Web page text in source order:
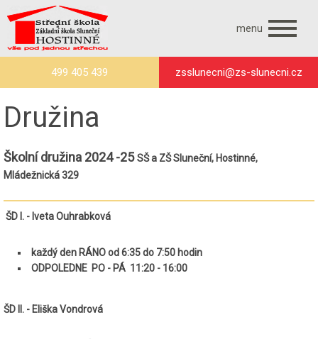
menu
499 405 439 zsslunecni@zs-slunecni.cz
Družina
Školní družina 2024 -25SŠ a ZŠ Sluneční, Hostinné,
Mládežnická 329
ŠD I. - Iveta Ouhrabková
každý den RÁNO od 6:35 do 7:50 hodin
ODPOLEDNE PO - PÁ 11:20 - 16:00
ŠD II. - Eliška Vondrová